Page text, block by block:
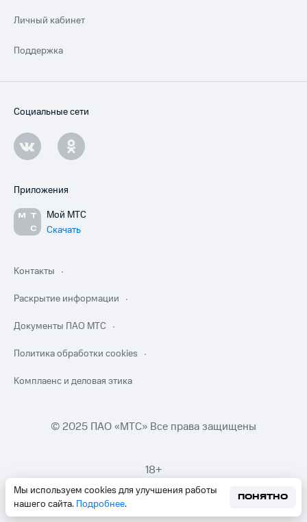
Мы используем cookies для улучшения работы
нашего сайта. Подробнее.
ПОНЯТНО
Личный кабинет
Поддержка
Социальные сети
Приложения
Мой МТС
Скачать
Контакты
Раскрытие информации
Документы ПАО МТС
Политика обработки cookies
Комплаенс и деловая этика
© 2025 ПАО «МТС» Все права защищены
18+